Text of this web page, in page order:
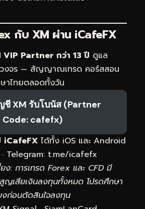
กับ XM ผ่าน iCafeFX
VIP Partner กว่า 13 ปี ดูแล
วงจร — สัญญาณเทรด คอร์สสอน
าไทยตลอดทั้งวัน
ชี XM รับโบนัส (Partner
Code: cafefx)
iCafeFX ได้ทั้ง iOS และ Android
Telegram: t.me/icafefx
ง: การเทรด Forex และ CFD มี
ญเสียเงินลงทุนทั้งหมด โปรดศึกษา
งก่อนตัดสินใจลงทุน